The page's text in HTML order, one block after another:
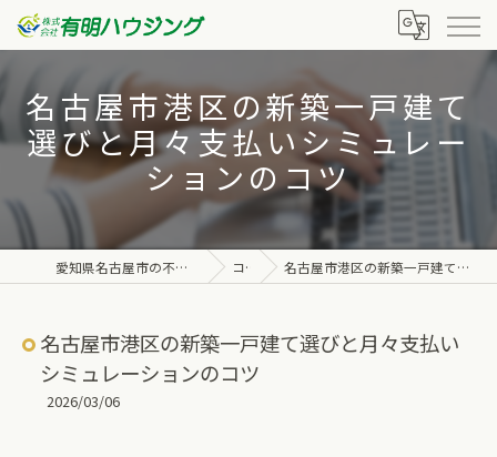
名古屋市港区の新築一戸建て
選びと月々支払いシミュレー
ションのコツ
愛知県名古屋市の不動産なら株式会社有明ハウジング コラム 名古屋市港区の新築一戸建て選びと月々支払いシミュレーションのコツ
名古屋市港区の新築一戸建て選びと月々支払い
シミュレーションのコツ
2026/03/06